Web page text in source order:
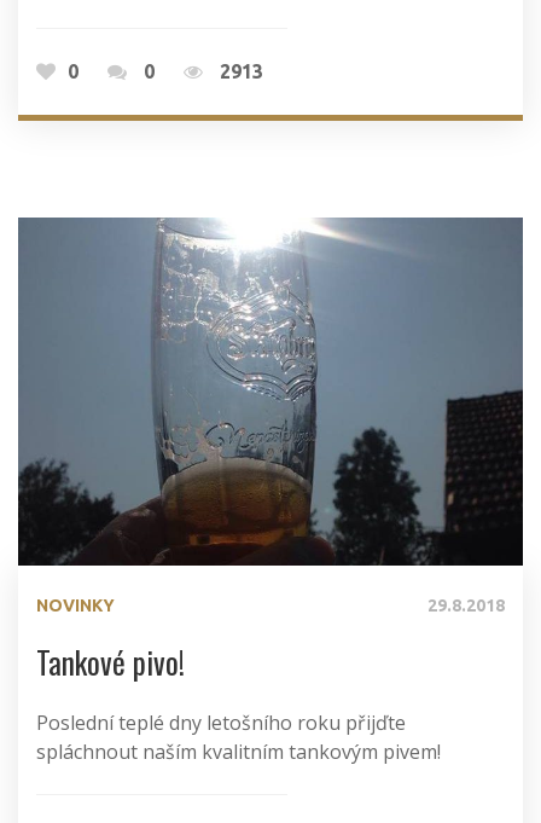
0 0 2913
NOVINKY 29.8.2018
Tankové pivo!
Poslední teplé dny letošního roku přijďte
spláchnout naším kvalitním tankovým pivem!